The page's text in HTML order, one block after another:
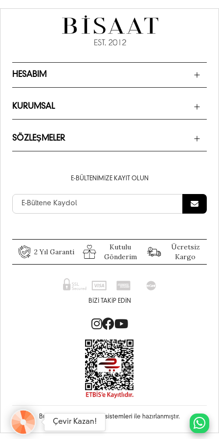
HESABIM
KURUMSAL
SÖZLEŞMELER
E-BÜLTENIMIZE KAYIT OLUN
2 Yıl Garanti
Kutulu
Gönderim
Ücretsiz
Kargo
BIZI TAKIP EDIN
Bu site Vikaon E-Ticaret sistemleri ile hazırlanmıştır.
Çevir Kazan!